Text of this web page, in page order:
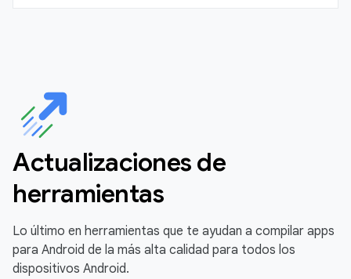
Actualizaciones de
herramientas
Lo último en herramientas que te ayudan a compilar apps
para Android de la más alta calidad para todos los
dispositivos Android.